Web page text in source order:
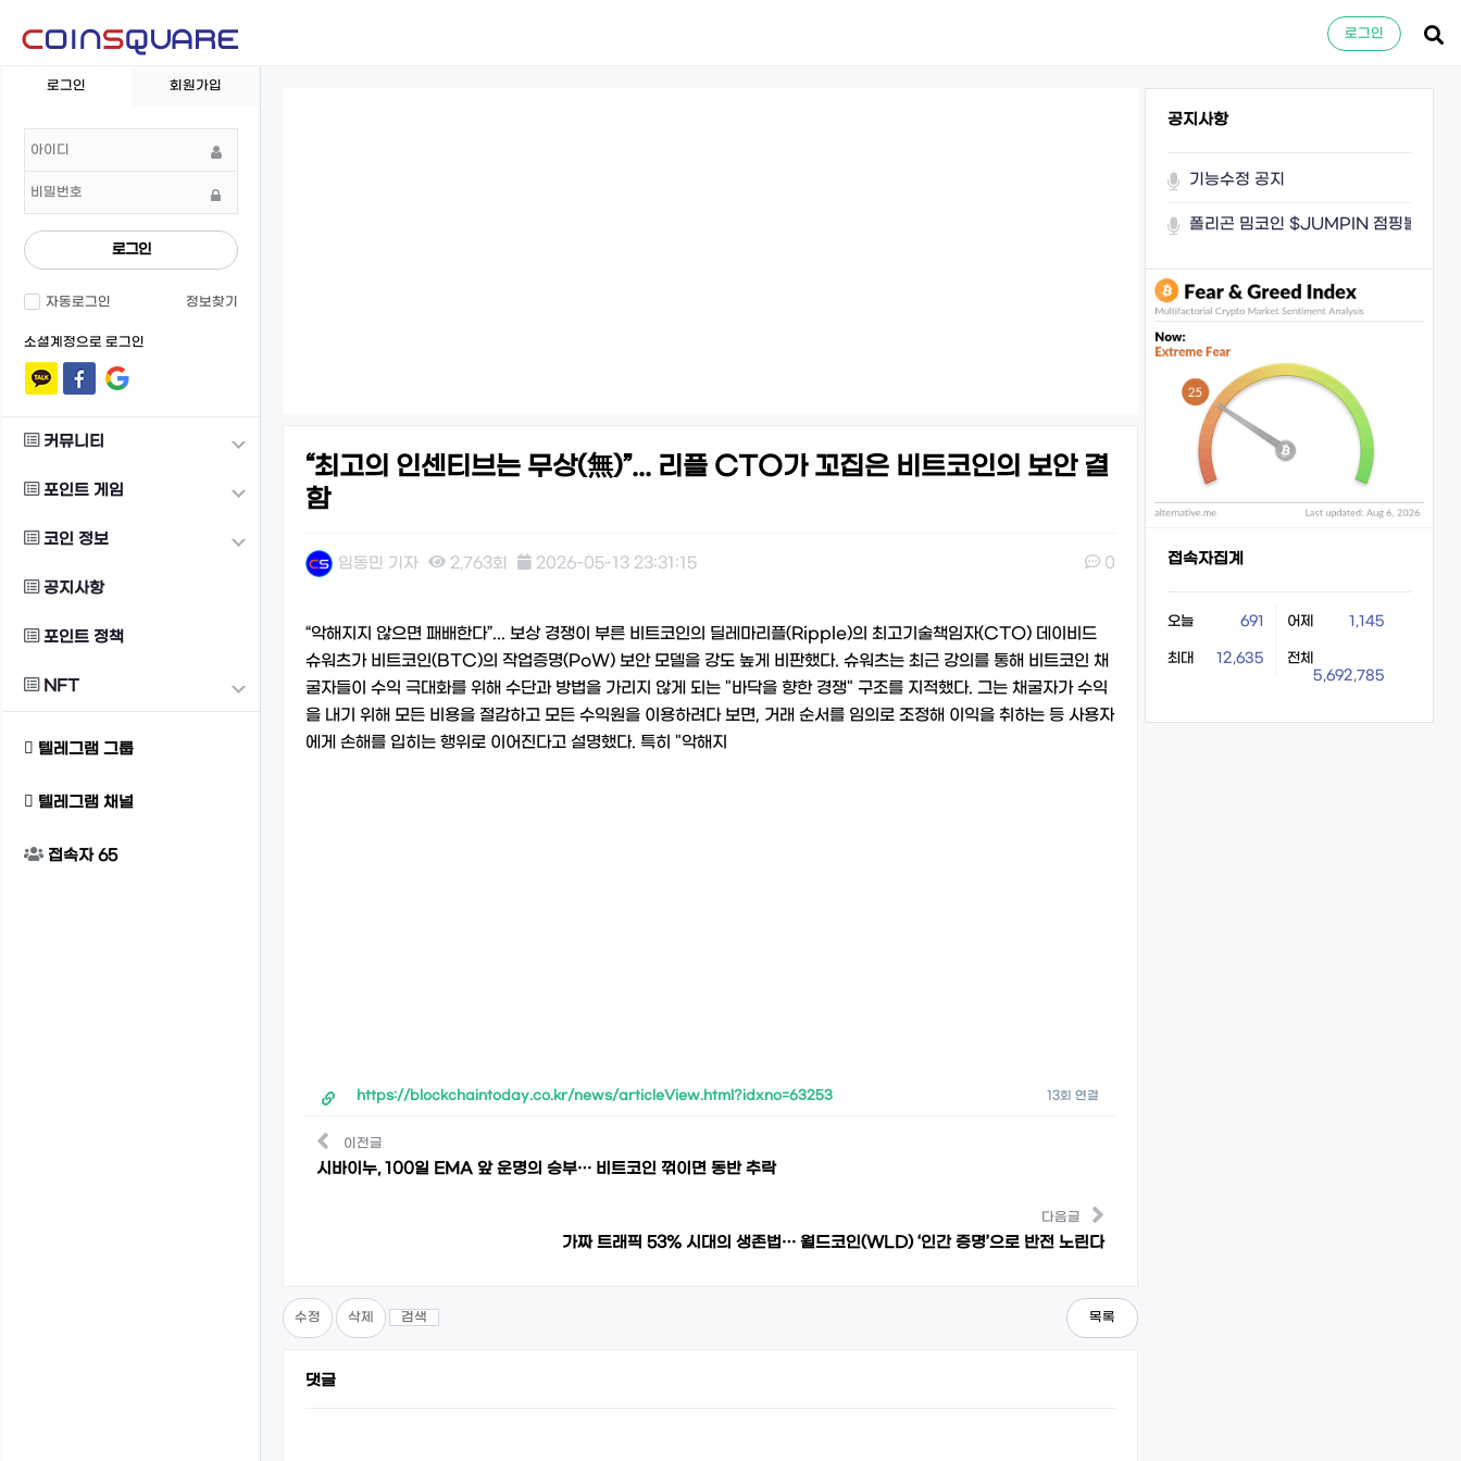
로그인
로그인 회원가입
로그인
자동로그인 정보찾기
소셜계정으로 로그인
커뮤니티
포인트 게임
코인 정보
공지사항
포인트 정책
NFT
텔레그램 그룹
텔레그램 채널
접속자65
“최고의 인센티브는 무상(無)”... 리플 CTO가 꼬집은 비트코인의 보안 결
함
임동민 기자 2,763회 2026-05-13 23:31:15 0
“악해지지 않으면 패배한다”... 보상 경쟁이 부른 비트코인의 딜레마리플(Ripple)의 최고기술책임자(CTO) 데이비드
슈워츠가 비트코인(BTC)의 작업증명(PoW) 보안 모델을 강도 높게 비판했다. 슈워츠는 최근 강의를 통해 비트코인 채
굴자들이 수익 극대화를 위해 수단과 방법을 가리지 않게 되는 "바닥을 향한 경쟁" 구조를 지적했다. 그는 채굴자가 수익
을 내기 위해 모든 비용을 절감하고 모든 수익원을 이용하려다 보면, 거래 순서를 임의로 조정해 이익을 취하는 등 사용자
에게 손해를 입히는 행위로 이어진다고 설명했다. 특히 "악해지
https://blockchaintoday.co.kr/news/articleView.html?idxno=63253 13회 연결
이전글
시바이누, 100일 EMA 앞 운명의 승부… 비트코인 꺾이면 동반 추락
다음글
가짜 트래픽 53% 시대의 생존법… 월드코인(WLD) ‘인간 증명’으로 반전 노린다
수정 삭제 검색 목록
댓글
공지사항
기능수정 공지
폴리곤 밈코인 $JUMPIN 점핑볼이 쏜
접속자집계
오늘 691 어제 1,145
최대 12,635
전체
5,692,785